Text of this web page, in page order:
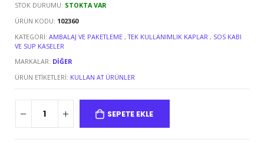
STOK DURUMU: STOKTA VAR
ÜRÜN KODU: 102360
KATEGORI:AMBALAJ VE PAKETLEME ,TEK KULLANIMLIK KAPLAR , SOS KABI
VE SUP KASELER
MARKALAR: DIĞER
ÜRÜN ETIKETLERI: KULLAN AT ÜRÜNLER
SEPETE EKLE